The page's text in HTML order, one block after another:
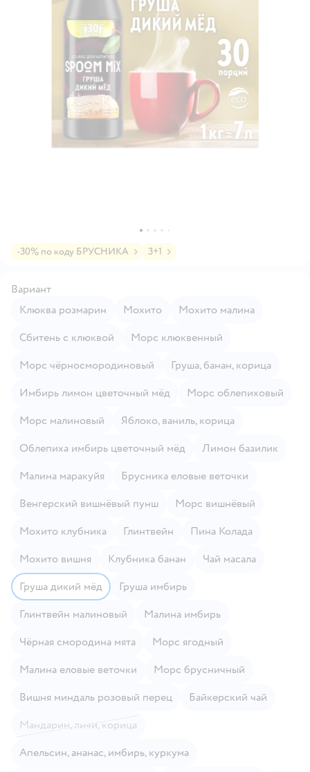
-30% по коду БРУСНИКА 3+1
Вариант
Клюква розмарин
Мохито
Мохито малина
Сбитень с клюквой
Морс клюквенный
Морс чёрносмородиновый
Груша, банан, корица
Имбирь лимон цветочный мёд
Морс облепиховый
Морс малиновый
Яблоко, ваниль, корица
Облепиха имбирь цветочный мёд
Лимон базилик
Малина маракуйя
Брусника еловые веточки
Венгерский вишнёвый пунш
Морс вишнёвый
Мохито клубника
Глинтвейн
Пина Колада
Мохито вишня
Клубника банан
Чай масала
Груша дикий мёд
Груша имбирь
Глинтвейн малиновый
Малина имбирь
Чёрная смородина мята
Морс ягодный
Малина еловые веточки
Морс брусничный
Вишня миндаль розовый перец
Байкерский чай
Мандарин, личи, корица
Апельсин, ананас, имбирь, куркума